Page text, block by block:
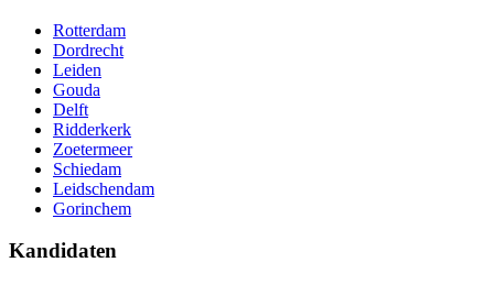
Rotterdam
Dordrecht
Leiden
Gouda
Delft
Ridderkerk
Zoetermeer
Schiedam
Leidschendam
Gorinchem
Kandidaten